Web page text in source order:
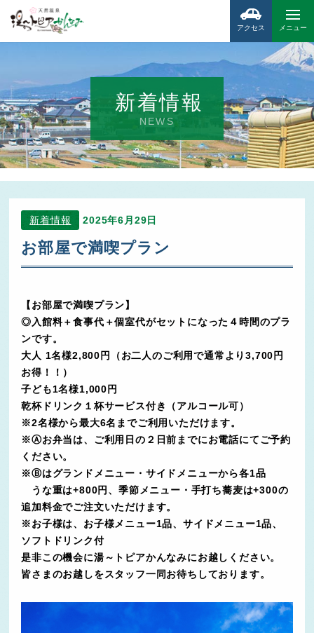
メニュー
アクセス
新着情報
NEWS
新着情報 2025年6月29日
お部屋で満喫プラン
【お部屋で満喫プラン】
◎入館料＋食事代＋個室代がセットになった４時間のプラ
ンです。
大人 1名様2,800円（お二人のご利用で通常より3,700円
お得！！）
子ども1名様1,000円
乾杯ドリンク１杯サービス付き（アルコール可）
※2名様から最大6名までご利用いただけます。
※Ⓐお弁当は、ご利用日の２日前までにお電話にてご予約
ください。
※Ⓑはグランドメニュー・サイドメニューから各1品
うな重は+800円、季節メニュー・手打ち蕎麦は+300の
追加料金でご注文いただけます。
※お子様は、お子様メニュー1品、サイドメニュー1品、
ソフトドリンク付
是非この機会に湯～トピアかんなみにお越しください。
皆さまのお越しをスタッフ一同お待ちしております。